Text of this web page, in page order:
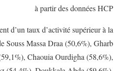
à partir des données HCP
d’un taux d’activité supérieur à la
Souss Massa Draa (50,6%), Gharb
Chaouia Ourdigha (58,6%),